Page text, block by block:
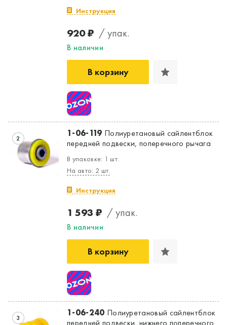
Да, верно Нет, выбрать другой
Инструкция
920 ₽ / упак.
В наличии
В корзину
2 1-06-119 Полиуретановый сайлентблок
передней подвески, поперечного рычага
В упаковке: 1 шт.
На авто: 2 шт.
Инструкция
1 593 ₽ / упак.
В наличии
В корзину
3 1-06-240 Полиуретановый сайлентблок
передней подвески, нижнего поперечного